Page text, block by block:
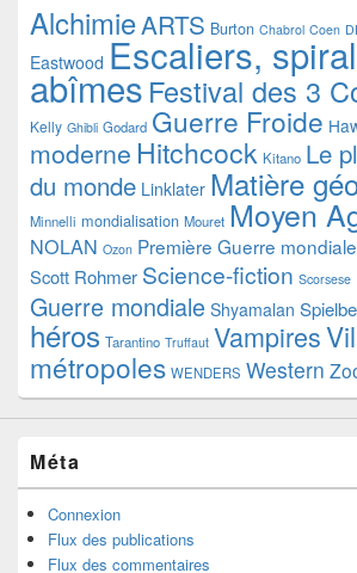
AlchimieARTS Burton Chabrol Coen
Eastwood Escaliers,
abîmes Festival des 3
Kelly Ghibli Godard Guerre Froide
moderne Hitchcock Kitano Le
du monde Linklater Matière
Minnelli mondialisation Mouret Moyen
NOLAN Ozon Première Guerre mondiale
Scott Rohmer Science-fiction Scorsese
Guerre mondiale Shyamalan
héros Tarantino Truffaut Vampires
métropoles WENDERS Western
Méta
Connexion
Flux des publications
Flux des commentaires